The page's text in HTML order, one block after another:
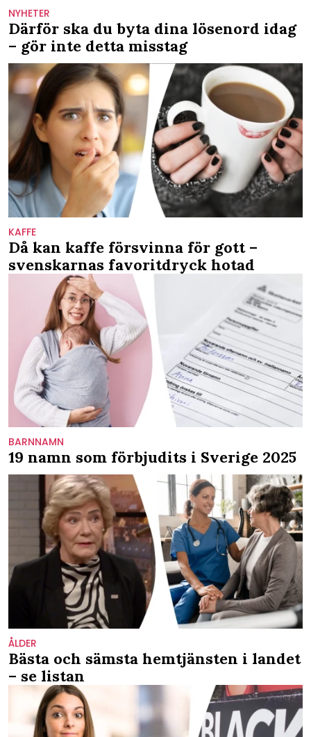
NYHETER
Därför ska du byta dina lösenord idag
– gör inte detta misstag
KAFFE
Då kan kaffe försvinna för gott –
svenskarnas favoritdryck hotad
BARNNAMN
19 namn som förbjudits i Sverige 2025
ÅLDER
Bästa och sämsta hemtjänsten i landet
– se listan